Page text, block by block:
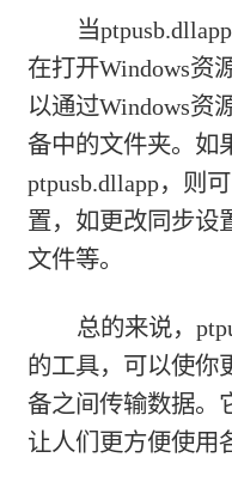
当
在打开Windows资
以通过Windows资
备中的文件夹。如
ptpusb.dllapp，则
置，如更改同步设
文件等。
总的来说，
的工具，可以使你
备之间传输数据。
让人们更方便使用